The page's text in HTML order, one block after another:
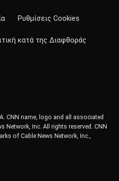
Ρυθμίσεις Cookies
κατά της Διαφθοράς
CNN name, logo and all associated
Network, Inc. All rights reserved. CNN
of Cable News Network, Inc.,